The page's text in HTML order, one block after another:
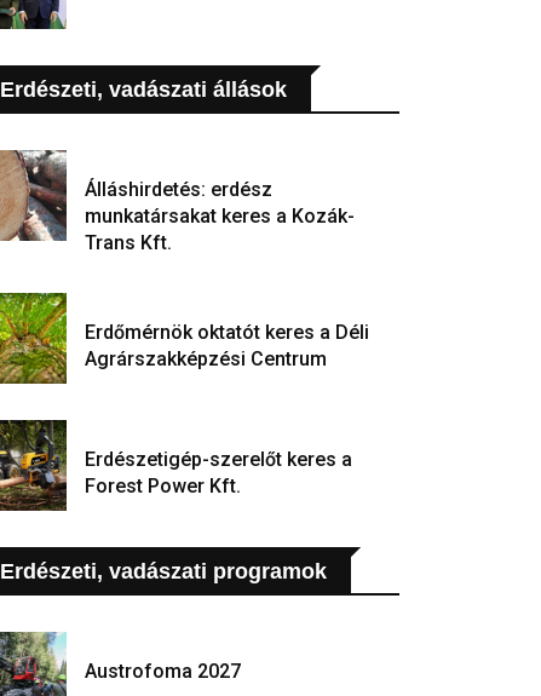
Erdészeti, vadászati állások
Álláshirdetés: erdész
munkatársakat keres a Kozák-
Trans Kft.
Erdőmérnök oktatót keres a Déli
Agrárszakképzési Centrum
Erdészetigép-szerelőt keres a
Forest Power Kft.
Erdészeti, vadászati programok
Austrofoma 2027